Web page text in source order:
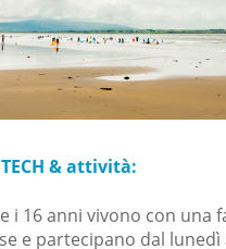
& attività:
i 16 anni vivono con una
e partecipano dal lunedì